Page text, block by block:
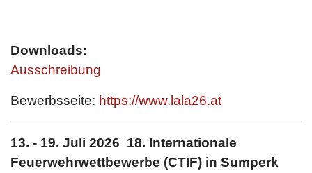
Downloads:
Ausschreibung
Bewerbsseite: https://www.lala26.at
13. - 19. Juli 2026 18. Internationale
Feuerwehrwettbewerbe (CTIF) in Sumperk